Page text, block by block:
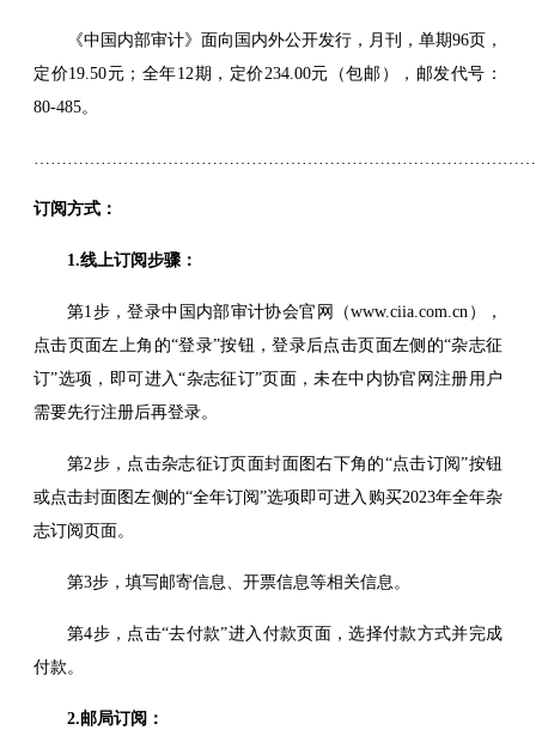
《中国内部审计》面向国内外公开发行，月刊，单期96页，
定价19.50元；全年12期，定价234.00元（包邮），邮发代号：
80-485。
订阅方式：
1.线上订阅步骤：
第1步，登录中国内部审计协会官网（www.ciia.com.cn），
点击页面左上角的“登录”按钮，登录后点击页面左侧的“杂志征
订”选项，即可进入“杂志征订”页面，未在中内协官网注册用户
需要先行注册后再登录。
第2步，点击杂志征订页面封面图右下角的“点击订阅”按钮
或点击封面图左侧的“全年订阅”选项即可进入购买2023年全年杂
志订阅页面。
第3步，填写邮寄信息、开票信息等相关信息。
第4步，点击“去付款”进入付款页面，选择付款方式并完成
付款。
2.邮局订阅：